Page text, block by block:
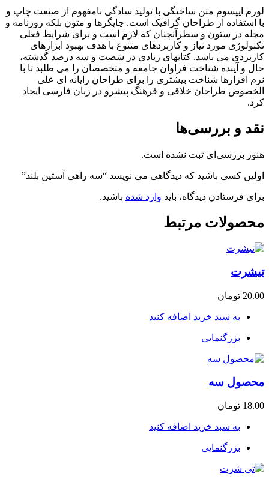
لورم ایپسوم متن ساختگی با تولید سادگی نامفهوم از صنعت چاپ و
با استفاده از طراحان گرافیک است. چاپگرها و متون بلکه روزنامه و
مجله در ستون و سطرآنچنان که لازم است و برای شرایط فعلی
تکنولوژی مورد نیاز و کاربردهای متنوع با هدف بهبود ابزارهای
کاربردی می باشد. کتابهای زیادی در شصت و سه درصد گذشته،
حال و آینده شناخت فراوان جامعه و متخصصان را می طلبد تا با
نرم افزارها شناخت بیشتری را برای طراحان رایانه ای علی
الخصوص طراحان خلاقی و فرهنگ پیشرو در زبان فارسی ایجاد
کرد.
نقد و بررسی‌ها
هنوز بررسی‌ای ثبت نشده است.
اولین کسی باشید که دیدگاهی می نویسد “سه راهی آستین بلند”
برای فرستادن دیدگاه، باید وارد شده باشید.
محصولات مرتبط
تیشرت
20.00 تومان
به سبد خرید اضافه کنید
بزرگنمایی
محصول سه
18.00 تومان
به سبد خرید اضافه کنید
بزرگنمایی